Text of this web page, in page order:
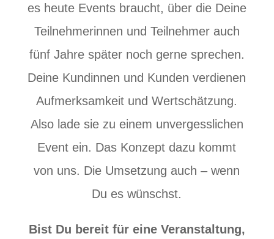
es heute Events braucht, über die Deine
Teilnehmerinnen und Teilnehmer auch
fünf Jahre später noch gerne sprechen.
Deine Kundinnen und Kunden verdienen
Aufmerksamkeit und Wertschätzung.
Also lade sie zu einem unvergesslichen
Event ein. Das Konzept dazu kommt
von uns. Die Umsetzung auch – wenn
Du es wünschst.
Bist Du bereit für eine Veranstaltung,